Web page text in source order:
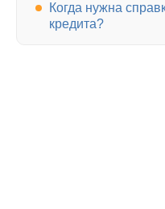
Когда нужна
кредита?